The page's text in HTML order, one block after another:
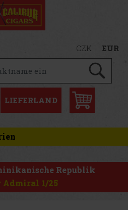
CZK EUR
LIEFERLAND
Republik
Admiral 1/25